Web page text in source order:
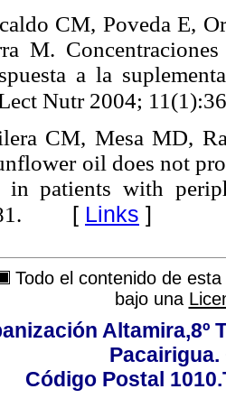
CM, Poveda E,
M.
a la
Nutr 2004;
CM, Mesa MD,
oil does not
in patients with
[ Links ]
Todo el contenido de
bajo una
Altamira,8º
Pacairigua.
Código Postal